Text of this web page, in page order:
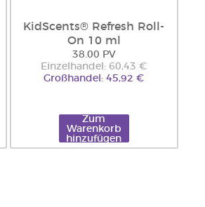
KidScents® Refresh Roll-
On 10 ml
38.00 PV
Einzelhandel: 60,43 €
Großhandel: 45,92 €
Zum
Warenkorb
hinzufügen